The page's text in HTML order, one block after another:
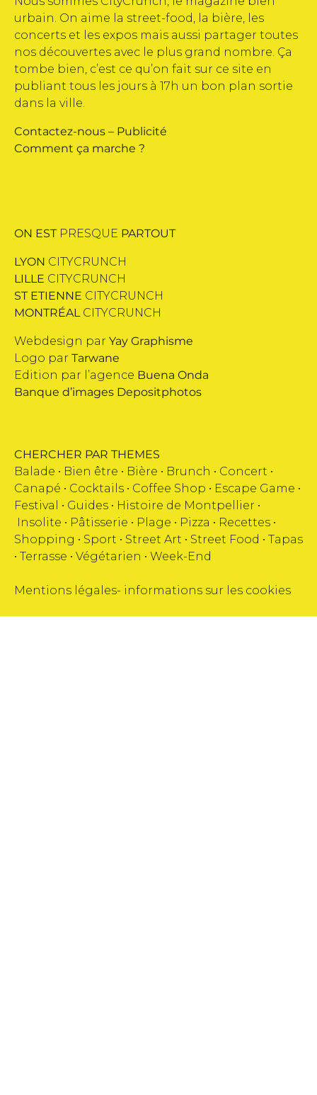
urbain. On aime la street-food, la bière, les
concerts et les expos mais aussi partager toutes
nos découvertes avec le plus grand nombre. Ça
tombe bien, c’est ce qu’on fait sur ce site en
publiant tous les jours à 17h un bon plan sortie
dans la ville.
Contactez-nous – Publicité
Comment ça marche ?
ON EST PRESQUE PARTOUT
LYON CITYCRUNCH
LILLE CITYCRUNCH
ST ETIENNE CITYCRUNCH
MONTRÉAL CITYCRUNCH
Webdesign par Yay Graphisme
Logo par Tarwane
Edition par l’agence Buena Onda
Banque d’images Depositphotos
CHERCHER PAR THEMES
Balade • Bien être • Bière • Brunch • Concert •
Canapé • Cocktails • Coffee Shop • Escape Game •
Festival
• Guides • Histoire de Montpellier •
Insolite • Pâtisserie • Plage • Pizza • Recettes •
Shopping • Sport • Street Art • Street Food • Tapas
• Terrasse • Végétarien • Week-End
Mentions légales- informations sur les cookies